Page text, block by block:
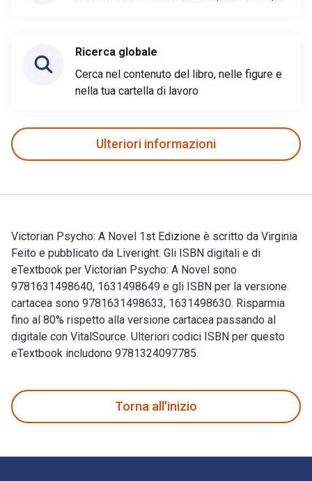
Ricerca globale
Cerca nel contenuto del libro, nelle figure e
nella tua cartella di lavoro
Ulteriori informazioni
Victorian Psycho: A Novel 1st Edizione è scritto da Virginia
Feito e pubblicato da Liveright. Gli ISBN digitali e di
eTextbook per Victorian Psycho: A Novel sono
9781631498640, 1631498649 e gli ISBN per la versione
cartacea sono 9781631498633, 1631498630. Risparmia
fino al 80% rispetto alla versione cartacea passando al
digitale con VitalSource. Ulteriori codici ISBN per questo
eTextbook includono 9781324097785.
Torna all'inizio